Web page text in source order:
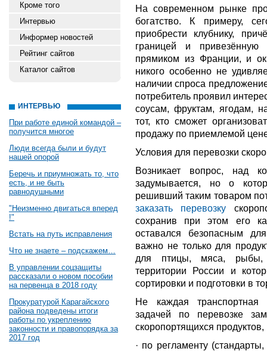
Кроме того
Интервью
Информер новостей
Рейтинг сайтов
Каталог сайтов
ИНТЕРВЬЮ
При работе единой командой –
получится многое
Люди всегда были и будут
нашей опорой
Беречь и приумножать то, что
есть, и не быть
равнодушными
"Неизменно двигаться вперед
!"
Встать на путь исправления
Что не знаете – подскажем…
В управлении соцзащиты
рассказали о новом пособии
на первенца в 2018 году
Прокуратурой Карагайского
района подведены итоги
работы по укреплению
законности и правопорядка за
2017 год
На современном рынке
богатство. К примеру,
приобрести клубнику,
границей и
прямиком из Франции, и
никого особенно не
наличии спроса
потребитель проявил
соусам, фруктам, ягодам,
тот, кто сможет
продажу по приемлемой
Условия для перевозки
Возникает вопрос, над
задумывается, но о
решивший таким товаром
заказать перевозку
сохранив при этом его
оставался безопасным
важно не только для
для птицы, мяса, рыбы,
территории России и
сортировки и подготовки в
Не каждая транспортная
задачей по перевозке
скоропортящихся
· по регламенту